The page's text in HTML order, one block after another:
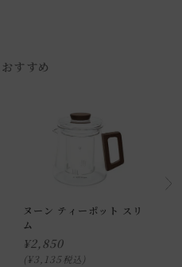
すすめ
ヌーン ティーポット スリ
ム
¥2,850
¥3,135税込